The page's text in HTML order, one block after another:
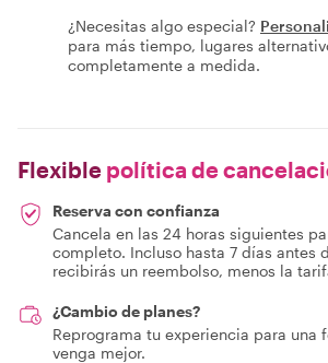
¿Necesitas algo especial?
para más tiempo, lugares
completamente a medida.
Flexible política de
Reserva con confianza
Cancela en las 24 horas siguientes
completo. Incluso hasta 7 días antes
recibirás un reembolso, menos la
¿Cambio de planes?
Reprograma tu experiencia para una
venga mejor.